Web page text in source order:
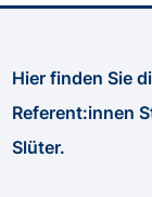
und
Hier finden Sie
Referent:innen
Slüter.